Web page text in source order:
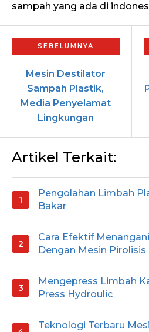
sampah yang ada di
Mesin Destilator
Sampah Plastik,
Media Penyelamat
Lingkungan
Artikel Terkait:
Pengolahan Limbah
Bakar
Cara Efektif
Dengan Mesin
Mengepress Limbah
Press Hydroulic
Teknologi Terbaru